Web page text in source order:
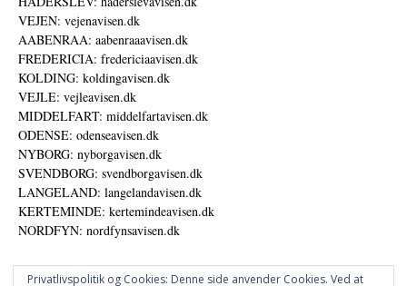
VEJEN: vejenavisen.dk
AABENRAA: aabenraaavisen.dk
FREDERICIA: fredericiaavisen.dk
KOLDING: koldingavisen.dk
VEJLE: vejleavisen.dk
MIDDELFART: middelfartavisen.dk
ODENSE: odenseavisen.dk
NYBORG: nyborgavisen.dk
SVENDBORG: svendborgavisen.dk
LANGELAND: langelandavisen.dk
KERTEMINDE: kertemindeavisen.dk
NORDFYN: nordfynsavisen.dk
Privatlivspolitik og Cookies: Denne side anvender Cookies. Ved at